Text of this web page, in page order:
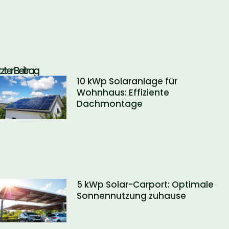
Beitrag
10 kWp Solaranlage für
Wohnhaus: Effiziente
Dachmontage
5 kWp Solar-Carport: Optimale
Sonnennutzung zuhause